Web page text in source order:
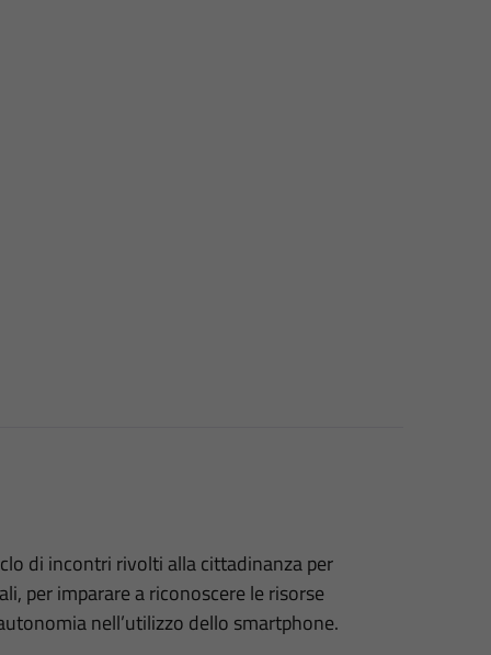
di incontri rivolti alla cittadinanza per
per imparare a riconoscere le risorse
nell’utilizzo dello smartphone.